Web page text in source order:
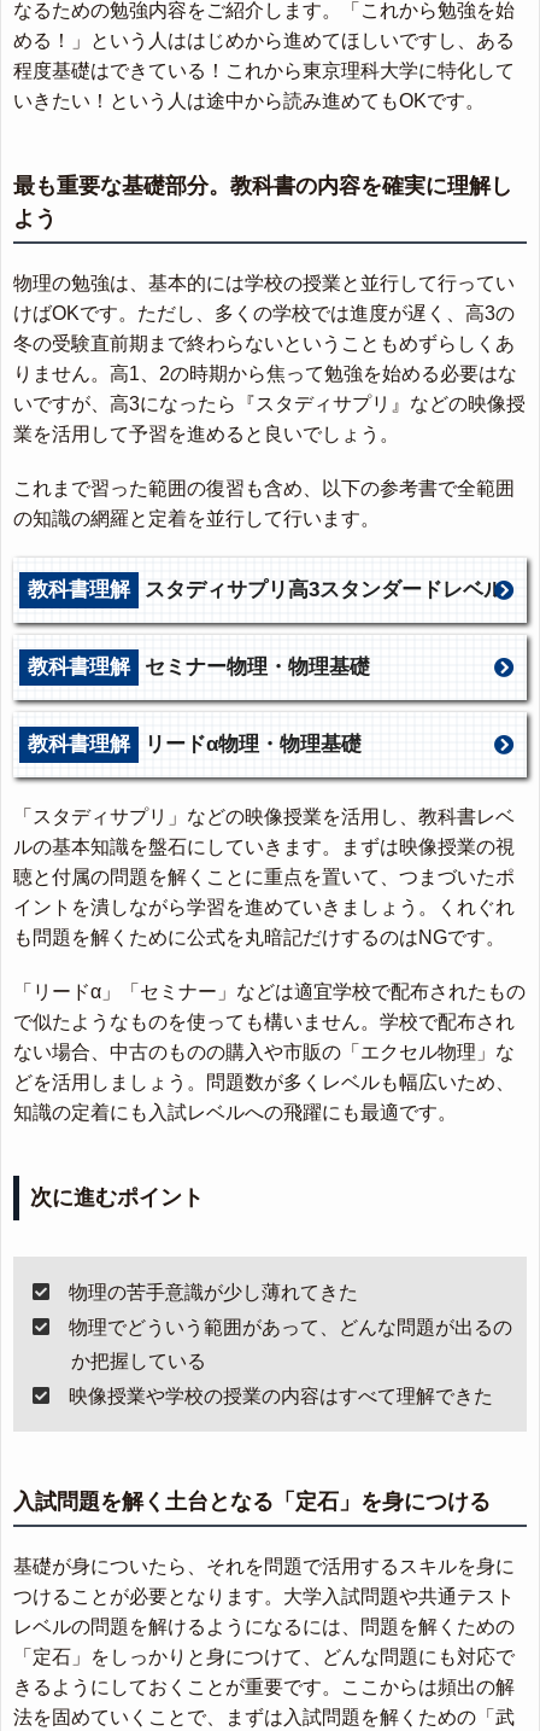
なるための勉強内容をご紹介します。「これから勉強を始
める！」という人ははじめから進めてほしいですし、ある
程度基礎はできている！これから東京理科大学に特化して
いきたい！という人は途中から読み進めてもOKです。
最も重要な基礎部分。教科書の内容を確実に理解し
よう
物理の勉強は、基本的には学校の授業と並行して行ってい
けばOKです。ただし、多くの学校では進度が遅く、高3の
冬の受験直前期まで終わらないということもめずらしくあ
りません。高1、2の時期から焦って勉強を始める必要はな
いですが、高3になったら『スタディサプリ』などの映像授
業を活用して予習を進めると良いでしょう。
これまで習った範囲の復習も含め、以下の参考書で全範囲
の知識の網羅と定着を並行して行います。
教科書理解 スタディサプリ高3スタンダードレベル
教科書理解 セミナー物理・物理基礎
教科書理解 リードα物理・物理基礎
「スタディサプリ」などの映像授業を活用し、教科書レベ
ルの基本知識を盤石にしていきます。まずは映像授業の視
聴と付属の問題を解くことに重点を置いて、つまづいたポ
イントを潰しながら学習を進めていきましょう。くれぐれ
も問題を解くために公式を丸暗記だけするのはNGです。
「リードα」「セミナー」などは適宜学校で配布されたもの
で似たようなものを使っても構いません。学校で配布され
ない場合、中古のものの購入や市販の「エクセル物理」な
どを活用しましょう。問題数が多くレベルも幅広いため、
知識の定着にも入試レベルへの飛躍にも最適です。
次に進むポイント
物理の苦手意識が少し薄れてきた
物理でどういう範囲があって、どんな問題が出るの
か把握している
映像授業や学校の授業の内容はすべて理解できた
入試問題を解く土台となる「定石」を身につける
基礎が身についたら、それを問題で活用するスキルを身に
つけることが必要となります。大学入試問題や共通テスト
レベルの問題を解けるようになるには、問題を解くための
「定石」をしっかりと身につけて、どんな問題にも対応で
きるようにしておくことが重要です。ここからは頻出の解
法を固めていくことで、まずは入試問題を解くための「武